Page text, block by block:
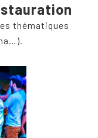
thématiques